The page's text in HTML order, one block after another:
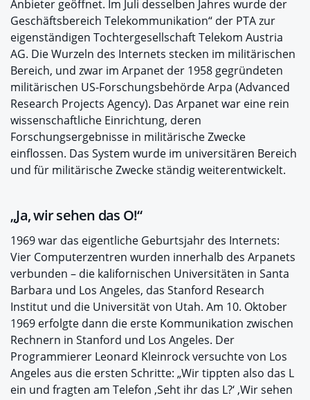
Anbieter geöffnet. Im Juli desselben Jahres wurde der
Geschäftsbereich Telekommunikation“ der PTA zur
eigenständigen Tochtergesellschaft Telekom Austria
AG. Die Wurzeln des Internets stecken im militärischen
Bereich, und zwar im Arpanet der 1958 gegründeten
militärischen US-Forschungsbehörde Arpa (Advanced
Research Projects Agency). Das Arpanet war eine rein
wissenschaftliche Einrichtung, deren
Forschungsergebnisse in militärische Zwecke
einflossen. Das System wurde im universitären Bereich
und für militärische Zwecke ständig weiterentwickelt.
„Ja, wir sehen das O!“
1969 war das eigentliche Geburtsjahr des Internets:
Vier Computerzentren wurden innerhalb des Arpanets
verbunden – die kalifornischen Universitäten in Santa
Barbara und Los Angeles, das Stanford Research
Institut und die Universität von Utah. Am 10. Oktober
1969 erfolgte dann die erste Kommunikation zwischen
Rechnern in Stanford und Los Angeles. Der
Programmierer Leonard Kleinrock versuchte von Los
Angeles aus die ersten Schritte: „Wir tippten also das L
ein und fragten am Telefon ‚Seht ihr das L?‘ ‚Wir sehen